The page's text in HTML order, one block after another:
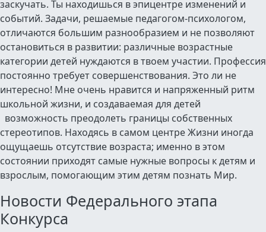
заскучать. Ты находишься в эпицентре изменений и
событий. Задачи, решаемые педагогом-психологом,
отличаются большим разнообразием и не позволяют
остановиться в развитии: различные возрастные
категории детей нуждаются в твоем участии. Профессия
постоянно требует совершенствования. Это ли не
интересно! Мне очень нравится и напряженный ритм
школьной жизни, и создаваемая для детей
возможность преодолеть границы собственных
стереотипов. Находясь в самом центре Жизни иногда
ощущаешь отсутствие возраста; именно в этом
состоянии приходят самые нужные вопросы к детям и
взрослым, помогающим этим детям познать Мир.
Новости Федерального этапа
Конкурса